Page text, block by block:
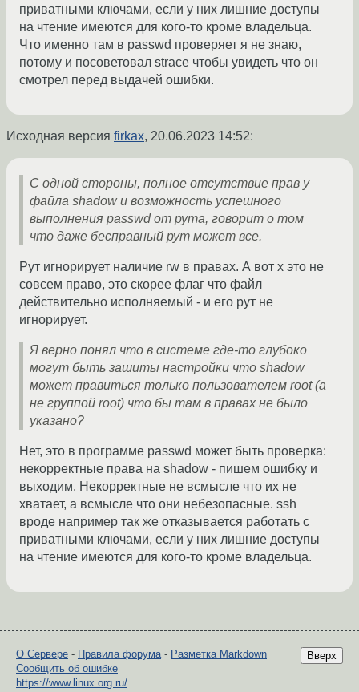
приватными ключами, если у них лишние доступы
на чтение имеются для кого-то кроме владельца.
Что именно там в passwd проверяет я не знаю,
потому и посоветовал strace чтобы увидеть что он
смотрел перед выдачей ошибки.
Исходная версия firkax, 20.06.2023 14:52:
С одной стороны, полное отсутствие прав у
файла shadow и возможность успешного
выполнения passwd от рута, говорит о том
что даже бесправный рут может все.
Рут игнорирует наличие rw в правах. А вот x это не
совсем право, это скорее флаг что файл
действительно исполняемый - и его рут не
игнорирует.
Я верно понял что в системе где-то глубоко
могут быть зашиты настройки что shadow
может правиться только пользователем root (а
не группой root) что бы там в правах не было
указано?
Нет, это в программе passwd может быть проверка:
некорректные права на shadow - пишем ошибку и
выходим. Некорректные не всмысле что их не
хватает, а всмысле что они небезопасные. ssh
вроде например так же отказывается работать с
приватными ключами, если у них лишние доступы
на чтение имеются для кого-то кроме владельца.
Вверх
О Сервере - Правила форума- Разметка Markdown
Сообщить об ошибке
https://www.linux.org.ru/